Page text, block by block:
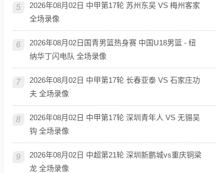
5
2026年08月02日 中甲第17轮 苏州东吴 VS 梅州客家
全场录像
6
2026年08月02日国青男篮热身赛 中国U18男篮 - 纽
纳华丁闪电队 全场录像
7
2026年08月02日 中甲第17轮 长春亚泰 VS 石家庄功
夫 全场录像
8
2026年08月02日 中甲第17轮 深圳青年人 VS 无锡吴
钩 全场录像
9
2026年08月02日 中超第21轮 深圳新鹏城vs重庆铜梁
龙 全场录像